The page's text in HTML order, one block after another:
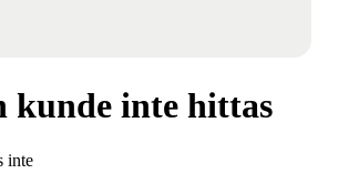
kunde inte hittas
inte